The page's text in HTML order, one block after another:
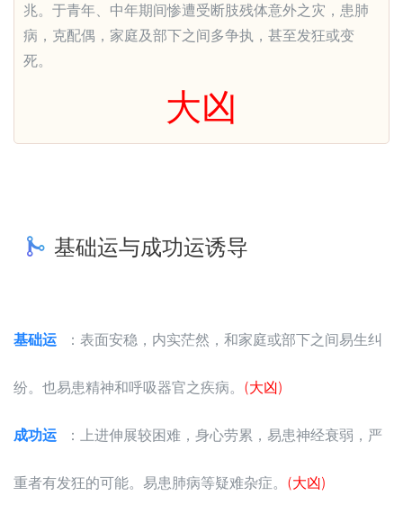
兆。于青年、中年期间惨遭受断肢残体意外之灾，患肺
病，克配偶，家庭及部下之间多争执，甚至发狂或变
死。
大凶
基础运与成功运诱导
基础运 ：表面安稳，内实茫然，和家庭或部下之间易生纠
纷。也易患精神和呼吸器官之疾病。 (大凶)
成功运 ：上进伸展较困难，身心劳累，易患神经衰弱，严
重者有发狂的可能。易患肺病等疑难杂症。 (大凶)